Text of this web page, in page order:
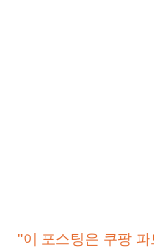
"이 포스팅은 쿠팡